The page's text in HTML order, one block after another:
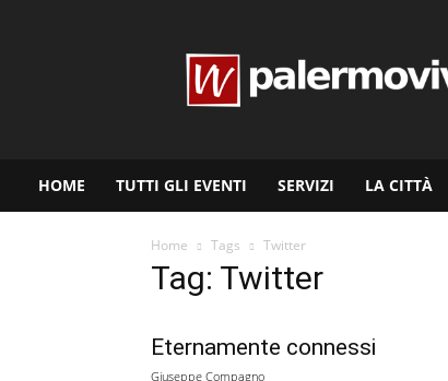
HOME TUTTI GLI EVENTI SERVIZI LA CITTÀ
Home Tags Twitter
Tag: Twitter
Eternamente connessi
Giuseppe Compagno